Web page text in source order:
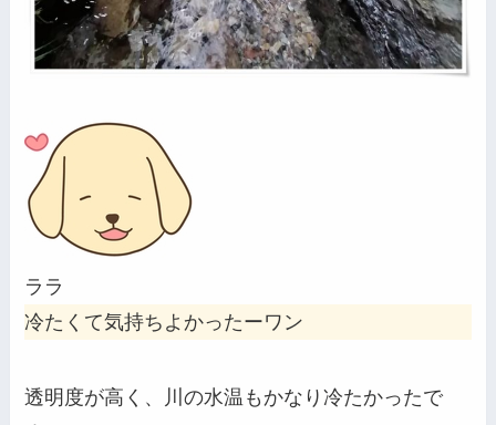
ララ
冷たくて気持ちよかったーワン
透明度が高く、川の水温もかなり冷たかったで